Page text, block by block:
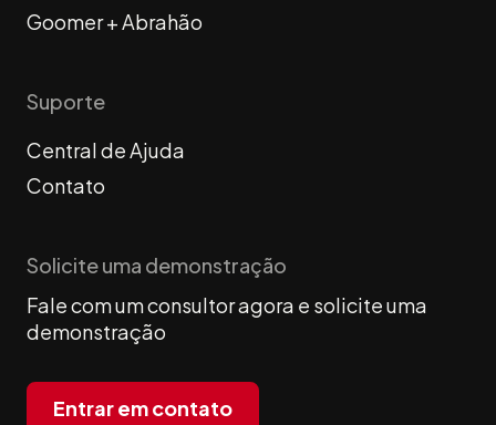
Goomer + Abrahão
Suporte
Central de Ajuda
Contato
Solicite uma demonstração
Fale com um consultor agora e solicite uma
demonstração
Entrar em contato